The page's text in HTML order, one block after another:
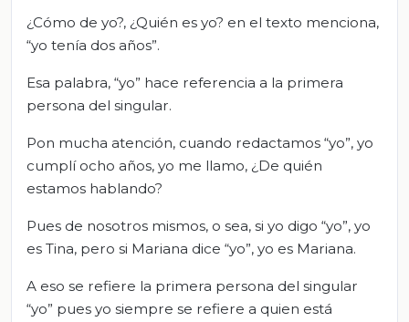
¿Cómo de yo?, ¿Quién es yo? en el texto menciona,
“yo tenía dos años”.
Esa palabra, “yo” hace referencia a la primera
persona del singular.
Pon mucha atención, cuando redactamos “yo”, yo
cumplí ocho años, yo me llamo, ¿De quién
estamos hablando?
Pues de nosotros mismos, o sea, si yo digo “yo”, yo
es Tina, pero si Mariana dice “yo”, yo es Mariana.
A eso se refiere la primera persona del singular
“yo” pues yo siempre se refiere a quien está